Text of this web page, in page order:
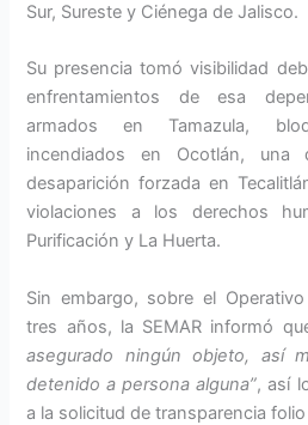
Sur, Sureste y Ciénega de Jalisco.
Su presencia tomó visibilidad
enfrentamientos de esa
armados en Tamazula,
incendiados en Ocotlán, una
desaparición forzada en
violaciones a los derechos
Purificación y La Huerta.
Sin embargo, sobre el
tres años, la SEMAR informó
asegurado ningún objeto, así
detenido a persona alguna”, así
a la solicitud de transparencia